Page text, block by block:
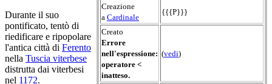
Creazione
a Cardinale
{{{P}}}
Creato
Errore
nell'espressione:
operatore <
inatteso.
(vedi)
Durante il suo
pontificato, tentò di
riedificare e ripopolare
l'antica città di Ferento
nella Tuscia viterbese
distrutta dai viterbesi
nel 1172.